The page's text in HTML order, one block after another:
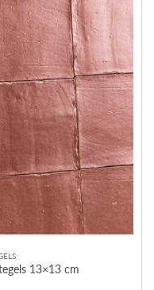
13×13 cm